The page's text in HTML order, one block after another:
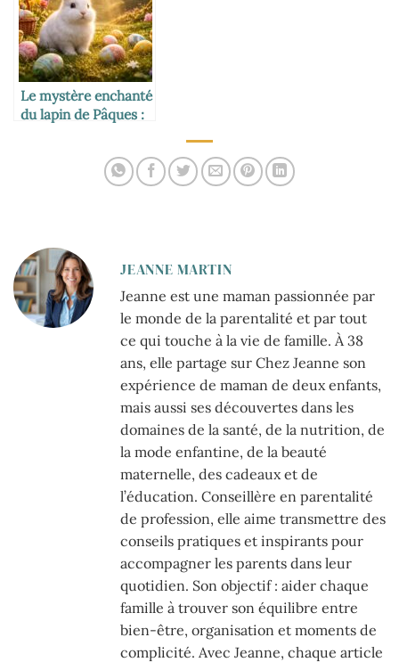
Le mystère enchanté
du lapin de Pâques :
JEANNE MARTIN
Jeanne est une maman passionnée par
le monde de la parentalité et par tout
ce qui touche à la vie de famille. À 38
ans, elle partage sur Chez Jeanne son
expérience de maman de deux enfants,
mais aussi ses découvertes dans les
domaines de la santé, de la nutrition, de
la mode enfantine, de la beauté
maternelle, des cadeaux et de
l’éducation. Conseillère en parentalité
de profession, elle aime transmettre des
conseils pratiques et inspirants pour
accompagner les parents dans leur
quotidien. Son objectif : aider chaque
famille à trouver son équilibre entre
bien-être, organisation et moments de
complicité. Avec Jeanne, chaque article